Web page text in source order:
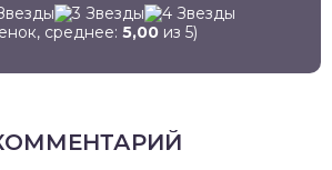
среднее: 5,00 из 5)